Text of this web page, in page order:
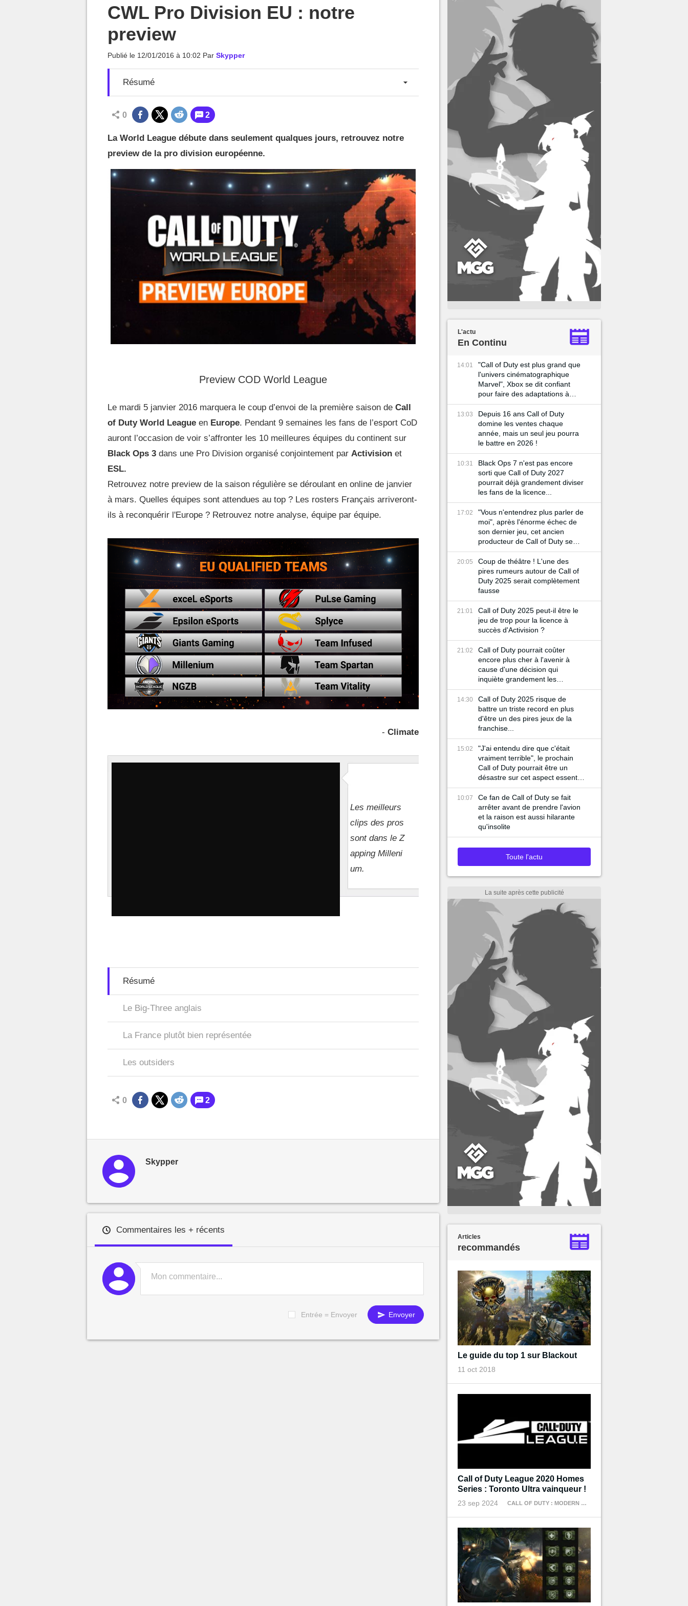
CWL Pro Division EU : notre
preview
Publié le 12/01/2016 à 10:02 Par Skypper
Résumé
0 2
La World League débute dans seulement qualques jours, retrouvez notre
preview de la pro division européenne.
Preview COD World League
Le mardi 5 janvier 2016 marquera le coup d’envoi de la première saison de Call
of Duty World League en Europe. Pendant 9 semaines les fans de l’esport CoD
auront l’occasion de voir s’affronter les 10 meilleures équipes du continent sur
Black Ops 3 dans une Pro Division organisé conjointement par Activision et
ESL.
Retrouvez notre preview de la saison régulière se déroulant en online de janvier
à mars. Quelles équipes sont attendues au top ? Les rosters Français arriveront-
ils à reconquérir l'Europe ? Retrouvez notre analyse, équipe par équipe.
- Climate
Les meilleurs
clips des pros
sont dans le Z
apping Milleni
um.
Résumé
Le Big-Three anglais
La France plutôt bien représentée
Les outsiders
0 2
Skypper
Commentaires les + récents
Entrée = Envoyer Envoyer
L'actu
En Continu
14:01
"Call of Duty est plus grand que
l'univers cinématographique
Marvel", Xbox se dit confiant
pour faire des adaptations à
Hollywood
13:03
Depuis 16 ans Call of Duty
domine les ventes chaque
année, mais un seul jeu pourra
le battre en 2026 !
10:31
Black Ops 7 n'est pas encore
sorti que Call of Duty 2027
pourrait déjà grandement diviser
les fans de la licence...
17:02
"Vous n'entendrez plus parler de
moi", après l'énorme échec de
son dernier jeu, cet ancien
producteur de Call of Duty se
retire du milieu du gaming
20:05
Coup de théâtre ! L'une des
pires rumeurs autour de Call of
Duty 2025 serait complètement
fausse
21:01
Call of Duty 2025 peut-il être le
jeu de trop pour la licence à
succès d'Activision ?
21:02
Call of Duty pourrait coûter
encore plus cher à l'avenir à
cause d'une décision qui
inquiète grandement les
joueurs...
14:30
Call of Duty 2025 risque de
battre un triste record en plus
d'être un des pires jeux de la
franchise...
15:02
"J'ai entendu dire que c'était
vraiment terrible", le prochain
Call of Duty pourrait être un
désastre sur cet aspect essentiel
du jeu
10:07
Ce fan de Call of Duty se fait
arrêter avant de prendre l'avion
et la raison est aussi hilarante
qu'insolite
Toute l'actu
Articles
recommandés
Le guide du top 1 sur Blackout
11 oct 2018
Call of Duty League 2020 Homes
Series : Toronto Ultra vainqueur !
23 sep 2024 CALL OF DUTY : MODERN WARFARE